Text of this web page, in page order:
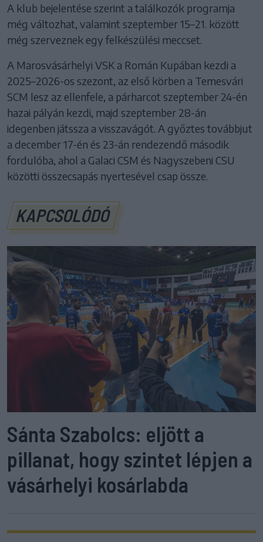
A klub bejelentése szerint a találkozók programja
még változhat, valamint szeptember 15–21. között
még szerveznek egy felkészülési meccset.
A Marosvásárhelyi VSK a Román Kupában kezdi a
2025–2026-os szezont, az első körben a Temesvári
SCM lesz az ellenfele, a párharcot szeptember 24-én
hazai pályán kezdi, majd szeptember 28-án
idegenben játssza a visszavágót. A győztes továbbjut
a december 17-én és 23-án rendezendő második
fordulóba, ahol a Galaci CSM és Nagyszebeni CSU
közötti összecsapás nyertesével csap össze.
KAPCSOLÓDÓ
Sánta Szabolcs: eljött a
pillanat, hogy szintet lépjen a
vásárhelyi kosárlabda